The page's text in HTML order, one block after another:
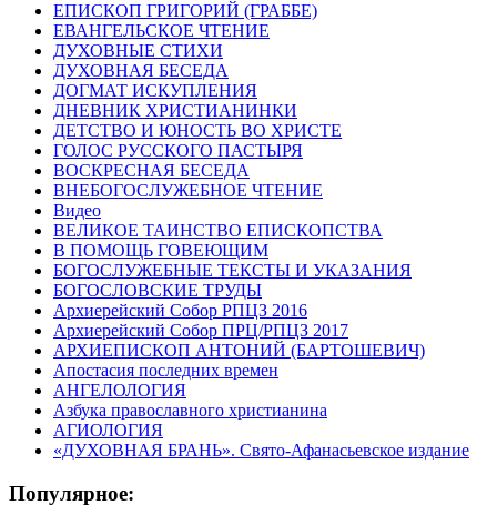
ЕПИСКОП ГРИГОРИЙ (ГРАББЕ)
ЕВАНГЕЛЬСКОЕ ЧТЕНИЕ
ДУХОВНЫЕ СТИХИ
ДУХОВНАЯ БЕСЕДА
ДОГМАТ ИСКУПЛЕНИЯ
ДНЕВНИК ХРИСТИАНИНКИ
ДЕТСТВО И ЮНОСТЬ ВО ХРИСТЕ
ГОЛОС РУССКОГО ПАСТЫРЯ
ВОСКРЕСНАЯ БЕСЕДА
ВНЕБОГОСЛУЖЕБНОЕ ЧТЕНИЕ
Видео
ВЕЛИКОЕ ТАИНСТВО ЕПИСКОПСТВА
В ПОМОЩЬ ГОВЕЮЩИМ
БОГОСЛУЖЕБНЫЕ ТЕКСТЫ И УКАЗАНИЯ
БОГОСЛОВСКИЕ ТРУДЫ
Архиерейский Собор РПЦЗ 2016
Архиерейский Собор ПРЦ/РПЦЗ 2017
АРХИЕПИСКОП АНТОНИЙ (БАРТОШЕВИЧ)
Апостасия последних времен
АНГЕЛОЛОГИЯ
Азбука православного христианина
АГИОЛОГИЯ
«ДУХОВНАЯ БРАНЬ». Свято-Афанасьевское издание
Популярное: